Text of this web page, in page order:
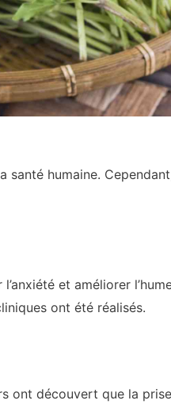
humaine.
et améliorer
ont été réalisés.
ont découvert que la